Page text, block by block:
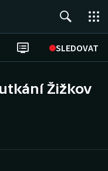
SLEDOVAT
Žižkov